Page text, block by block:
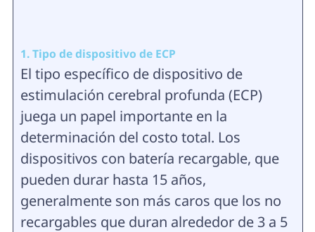
1. Tipo de dispositivo de ECP
El tipo específico de dispositivo de
estimulación cerebral profunda (ECP)
juega un papel importante en la
determinación del costo total. Los
dispositivos con batería recargable, que
pueden durar hasta 15 años,
generalmente son más caros que los no
recargables que duran alrededor de 3 a 5